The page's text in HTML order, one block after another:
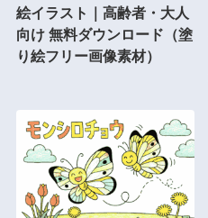
絵イラスト｜高齢者・大人
向け 無料ダウンロード（塗
り絵フリー画像素材）